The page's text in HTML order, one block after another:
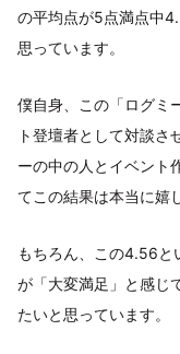
の平均点が5点満点中
思っています。
僕自身、この「ログミ
ト登壇者として対談さ
ーの中の人とイベント
てこの結果は本当に嬉
もちろん、この4.56と
が「大変満足」と感じ
たいと思っています。